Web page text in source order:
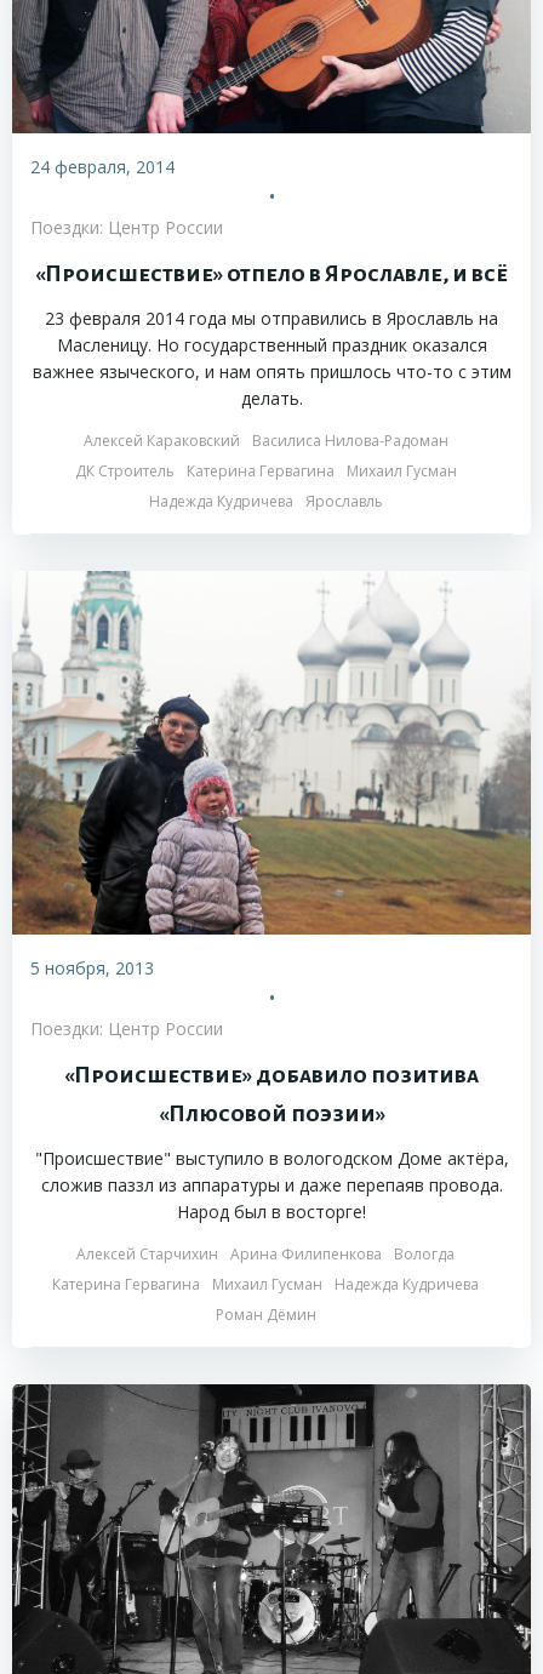
24 февраля, 2014
•
Поездки: Центр России
«Происшествие» отпело в Ярославле, и всё
23 февраля 2014 года мы отправились в Ярославль на
Масленицу. Но государственный праздник оказался
важнее языческого, и нам опять пришлось что-то с этим
делать.
Алексей Караковский
Василиса Нилова-Радоман
ДК Строитель
Катерина Гервагина
Михаил Гусман
Надежда Кудричева
Ярославль
5 ноября, 2013
•
Поездки: Центр России
«Происшествие» добавило позитива
«Плюсовой поэзии»
"Происшествие" выступило в вологодском Доме актёра,
сложив паззл из аппаратуры и даже перепаяв провода.
Народ был в восторге!
Алексей Старчихин Арина Филипенкова
Вологда
Катерина Гервагина
Михаил Гусман
Надежда Кудричева
Роман Дёмин